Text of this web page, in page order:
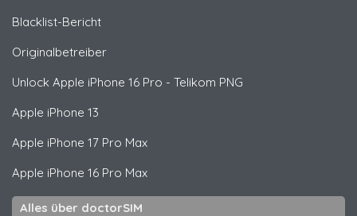
Blacklist-Bericht
Originalbetreiber
Unlock Apple iPhone 16 Pro - Telikom PNG
Apple iPhone 13
Apple iPhone 17 Pro Max
Apple iPhone 16 Pro Max
Alles über doctorSIM